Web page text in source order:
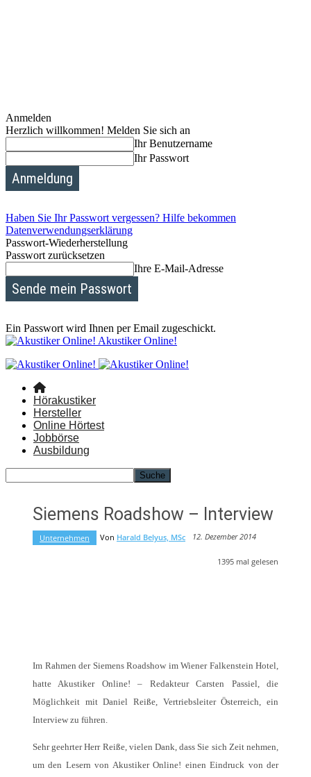
Anmelden
Herzlich willkommen! Melden Sie sich an
Ihr Benutzername
Ihr Passwort
Haben Sie Ihr Passwort vergessen? Hilfe bekommen
Datenverwendungserklärung
Passwort-Wiederherstellung
Passwort zurücksetzen
Ihre E-Mail-Adresse
Ein Passwort wird Ihnen per Email zugeschickt.
Akustiker Online!
Hörakustiker
Hersteller
Online Hörtest
Jobbörse
Ausbildung
Siemens Roadshow – Interview
Unternehmen Von Harald Belyus, MSc 12. Dezember 2014
1395 mal gelesen
Im Rahmen der Siemens Roadshow im Wiener Falkenstein Hotel,
hatte Akustiker Online! – Redakteur Carsten Passiel, die
Möglichkeit mit Daniel Reiße, Vertriebsleiter Österreich, ein
Interview zu führen.
Sehr geehrter Herr Reiße, vielen Dank, dass Sie sich Zeit nehmen,
um den Lesern von Akustiker Online! einen Eindruck von der